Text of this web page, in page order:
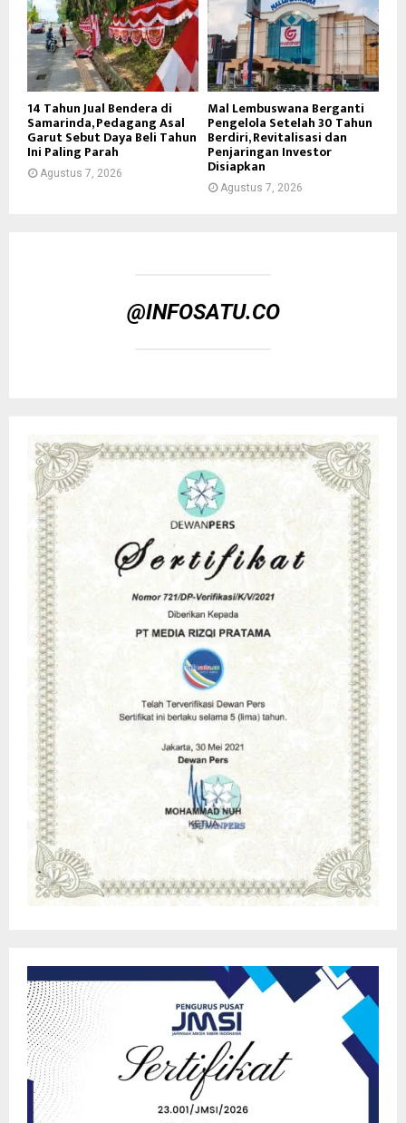
14 Tahun Jual Bendera di
Samarinda, Pedagang Asal
Garut Sebut Daya Beli Tahun
Ini Paling Parah
Agustus 7, 2026
Mal Lembuswana Berganti
Pengelola Setelah 30 Tahun
Berdiri, Revitalisasi dan
Penjaringan Investor
Disiapkan
Agustus 7, 2026
@INFOSATU.CO